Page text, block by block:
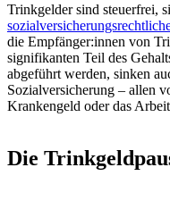
Trinkgelder sind steuerfrei,
die Empfänger:innen von
signifikanten Teil des
abgeführt werden, sinken
Sozialversicherung – allen
Krankengeld oder das
Die